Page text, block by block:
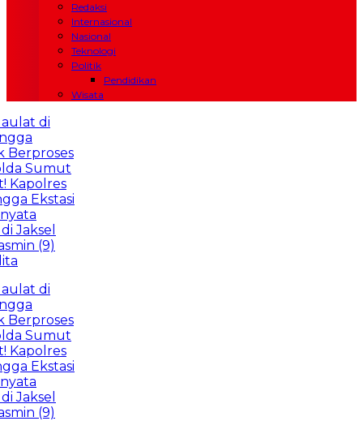
Redaksi
Internasional
Nasional
Teknologi
Politik
Pendidikan
Wisata
di
(9)
di
(9)